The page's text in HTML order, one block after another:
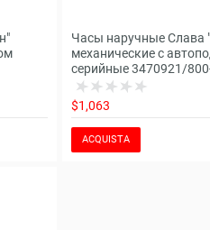
Часы наручные Слава
механические с
серийные 3470921/
$1,063
ACQUISTA